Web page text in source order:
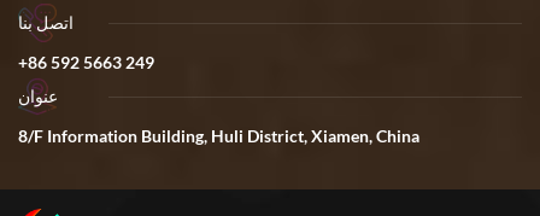
اتصل بنا
+86 592 5663 249
عنوان
8/F Information Building, Huli District, Xiamen, China